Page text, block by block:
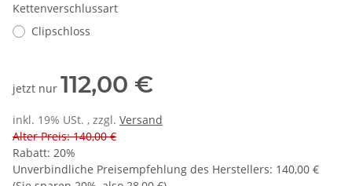
Kettenverschlussart
Clipschloss
jetzt nur 112,00 €
inkl. 19% USt. , zzgl. Versand
Alter Preis: 140,00 €
Rabatt: 20%
Unverbindliche Preisempfehlung des Herstellers: 140,00 €